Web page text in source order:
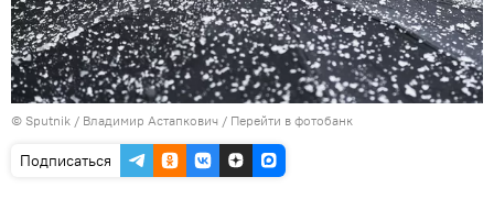
© Sputnik / Владимир Астапкович / Перейти в фотобанк
Подписаться